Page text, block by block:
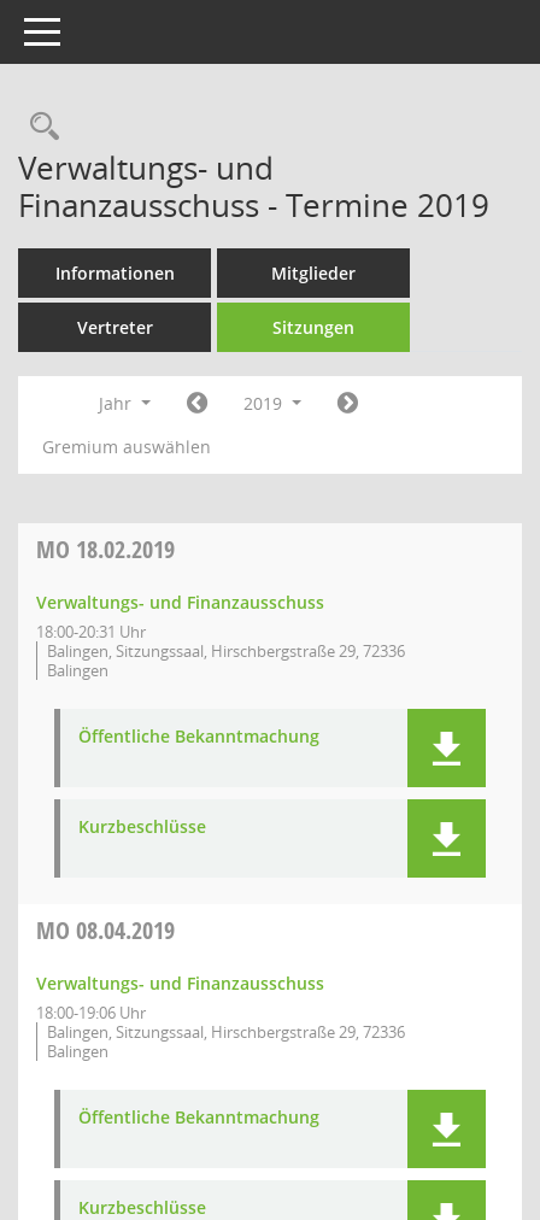
Toggle navigation
Rechercheauswahl
Verwaltungs- und
Finanzausschuss - Termine 2019
Informationen Mitglieder
Vertreter Sitzungen
Jahr
2019
Gremium auswählen
MO 18.02.2019
Verwaltungs- und Finanzausschuss
18:00-20:31 Uhr
Balingen, Sitzungssaal, Hirschbergstraße 29, 72336
Balingen
Öffentliche Bekanntmachung
Kurzbeschlüsse
MO 08.04.2019
Verwaltungs- und Finanzausschuss
18:00-19:06 Uhr
Balingen, Sitzungssaal, Hirschbergstraße 29, 72336
Balingen
Öffentliche Bekanntmachung
Kurzbeschlüsse